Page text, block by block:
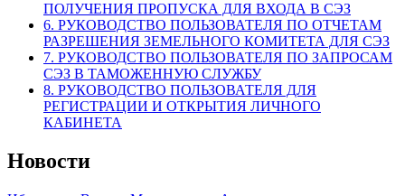
ПОЛУЧЕНИЯ ПРОПУСКА ДЛЯ ВХОДА В СЭЗ
6. РУКОВОДСТВО ПОЛЬЗОВАТЕЛЯ ПО ОТЧЕТАМ
РАЗРЕШЕНИЯ ЗЕМЕЛЬНОГО КОМИТЕТА ДЛЯ СЭЗ
7. РУКОВОДСТВО ПОЛЬЗОВАТЕЛЯ ПО ЗАПРОСАМ
СЭЗ В ТАМОЖЕННУЮ СЛУЖБУ
8. РУКОВОДСТВО ПОЛЬЗОВАТЕЛЯ ДЛЯ
РЕГИСТРАЦИИ И ОТКРЫТИЯ ЛИЧНОГО
КАБИНЕТА
Новости